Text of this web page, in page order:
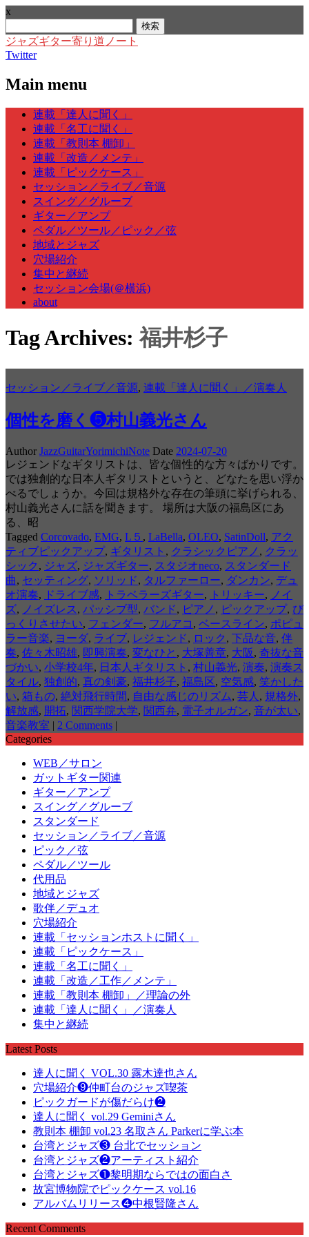
x
索:
ジャズギター寄り道ノート
Twitter
Main menu
Skip
content
連載「達人に聞く」
連載「名工に聞く」
連載「教則本 棚卸」
連載「改造／メンテ」
連載「ピックケース」
セッション／ライブ／音源
スイング／グルーブ
ギター／アンプ
ペダル／ツール／ピック／弦
地域とジャズ
穴場紹介
集中と継続
セッション会場(＠横浜)
about
Tag Archives:福井杉子
セッション／ライブ／音源, 連載「達人に聞く」／演奏人
個性を磨く❺村山義光さん
Author JazzGuitarYorimichiNote Date 2024-07-20
レジェンドなギタリストは、皆な個性的な方々ばかりです。
では独創的な日本人ギタリストというと、どなたを思い浮か
べるでしょうか。今回は規格外な存在の筆頭に挙げられる、
村山義光さんに話を聞きます。 場所は大阪の福島区にあ
る、昭
Tagged Corcovado, EMG, L５ , LaBella, OLEO, SatinDoll, アク
ティブピックアップ, ギタリスト , クラシックピアノ , クラッ
シック , ジャズ, ジャズギター, スタジオneco, スタンダード
曲, セッティング, ソリッド, タルファーロー, ダンカン, デュ
オ演奏, ドライブ感, トラベラーズギター, トリッキー, ノイ
ズ, ノイズレス , パッシブ型, バンド, ピアノ , ピックアップ, び
っくりさせたい, フェンダー, フルアコ , ベースライン, ポピュ
ラー音楽, ヨーダ, ライブ, レジェンド, ロック , 下品な音, 伴
奏, 佐々木昭雄, 即興演奏, 変なひと , 大塚善章, 大阪, 奇抜な音
づかい, 小学校4年, 日本人ギタリスト , 村山義光, 演奏, 演奏ス
タイル, 独創的, 真の剣豪, 福井杉子, 福島区, 空気感, 笑かした
い, 箱もの, 絶対飛行時間, 自由な感じのリズム, 芸人 , 規格外,
解放感, 開拓, 関西学院大学, 関西弁, 電子オルガン, 音が太い,
音楽教室 | 2 Comments |
Categories
WEB／サロン
ガットギター関連
ギター／アンプ
スイング／グルーブ
スタンダード
セッション／ライブ／音源
ピック／弦
ペダル／ツール
代用品
地域とジャズ
歌伴／デュオ
穴場紹介
連載「セッションホストに聞く」
連載「ピックケース」
連載「名工に聞く」
連載「改造／工作／メンテ」
連載「教則本 棚卸」／理論の外
連載「達人に聞く」／演奏人
集中と継続
Latest Posts
達人に聞く VOL.30 露木達也さん
穴場紹介❾仲町台のジャズ喫茶
ピックガードが傷だらけ❷
達人に聞く vol.29 Geminiさん
教則本 棚卸 vol.23 名取さん Parkerに学ぶ本
台湾とジャズ❸ 台北でセッション
台湾とジャズ❷アーティスト紹介
台湾とジャズ❶黎明期ならではの面白さ
故宮博物院でピックケース vol.16
アルバムリリース❹中根賢隆さん
Recent Comments